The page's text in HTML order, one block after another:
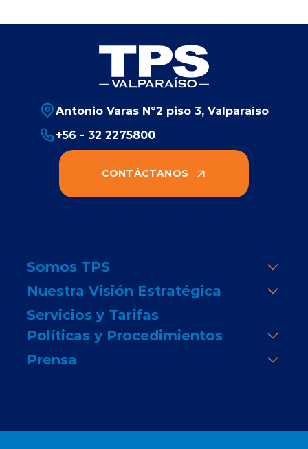
Antonio Varas Nº2 piso 3, Valparaíso
+56 - 32 2275800
CONTÁCTANOS
Somos TPS
Nuestra Visión Estratégica
Servicios y Tarifas
Políticas y Procedimientos
Prensa